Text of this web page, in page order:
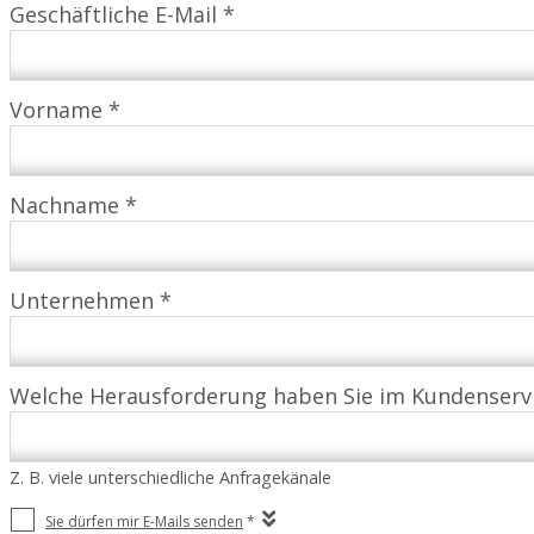
Geschäftliche E-Mail *
Vorname *
Nachname *
Unternehmen *
Welche Herausforderung haben Sie im
Z. B. viele unterschiedliche Anfragekänale
Sie dürfen mir E-Mails senden *